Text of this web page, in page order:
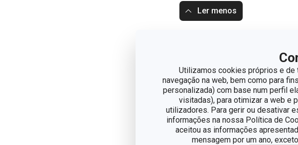
Utilizamos cookies próprios e de
navegação na web, bem como para
personalizada) com base num perfil
visitadas), para otimizar a web e
utilizadores. Para gerir ou desativar
informações na nossa Política de
aceitou as informações
mensagem por um ano,
Ler menos